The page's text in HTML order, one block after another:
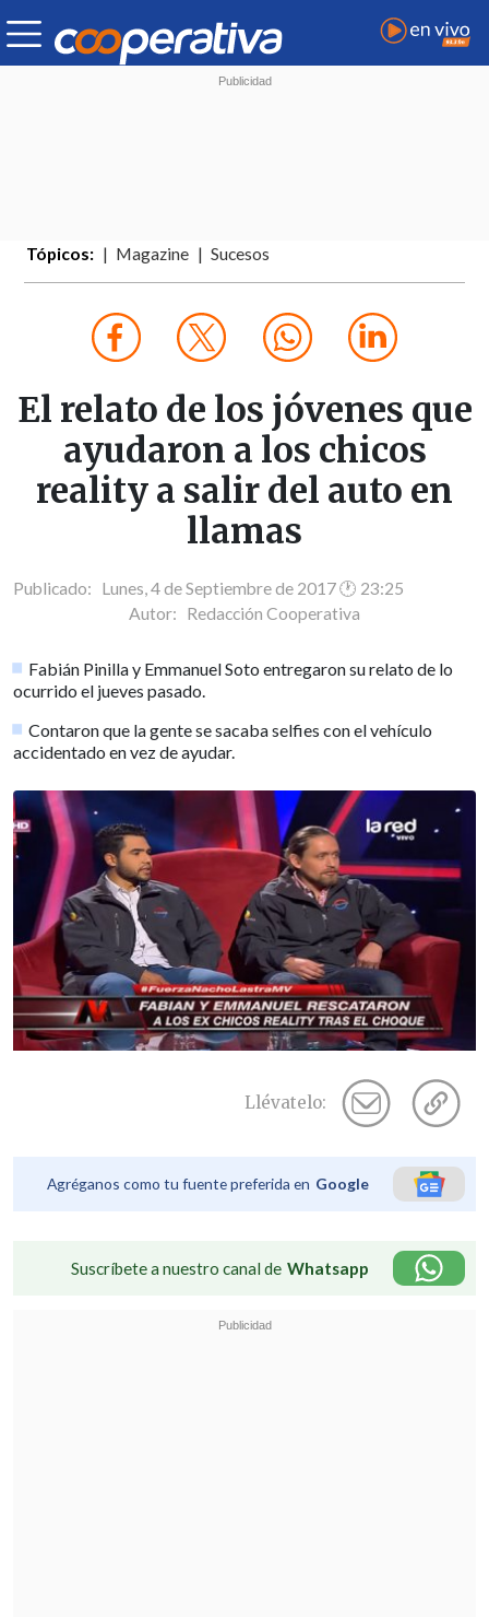
Tópicos: Magazine Sucesos
El relato de los jóvenes que
ayudaron a los chicos
reality a salir del auto en
llamas
Publicado: Lunes, 4 de Septiembre de 2017 🕐 23:25
Autor: Redacción Cooperativa
Fabián Pinilla y Emmanuel Soto entregaron su relato de lo
ocurrido el jueves pasado.
Contaron que la gente se sacaba selfies con el vehículo
accidentado en vez de ayudar.
Llévatelo:
Agréganos como tu fuente preferida en Google
Suscríbete a nuestro canal de Whatsapp